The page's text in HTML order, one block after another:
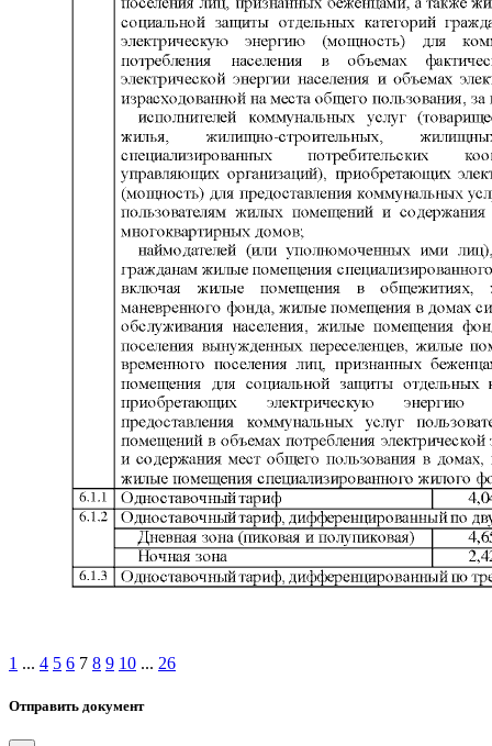
1 ... 4 5 6 7 8 9 10 ... 26
Отправить документ